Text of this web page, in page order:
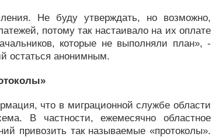
Не буду утверждать, но возможно,
потому так настаивало на их оплате
которые не выполняли план», -
остаться анонимным.
что в миграционной службе области
В частности, ежемесячно областное
привозить так называемые «протоколы».